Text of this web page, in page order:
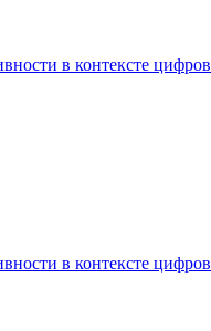
в контексте
в контексте